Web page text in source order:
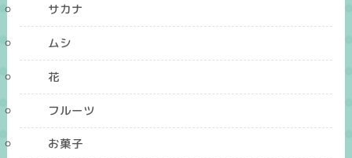
サカナ
ムシ
花
フルーツ
お菓子